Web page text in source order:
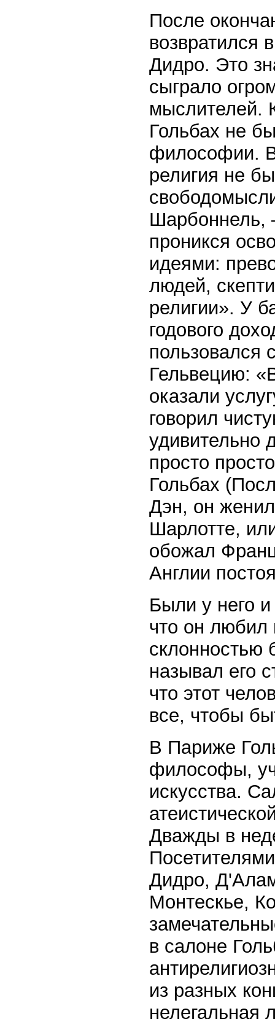
После
возвратился
Дидро. Это
сыграло
мыслителей.
Гольбах не
философии.
религия не
Шарбоннель,
проникся
идеями:
людей,
религии». У
годового
пользовался
Гельвецию:
оказали
говорил
удивительно
просто
Гольбах
Дэн, он
Шарлотте,
обожал
Англии
Были у него
что он любил
склонностью
называл его
что этот
все, чтобы
В Париже
философы,
искусства.
Дважды в
Дидро,
Монтескье,
в салоне
из разных
нелегальная